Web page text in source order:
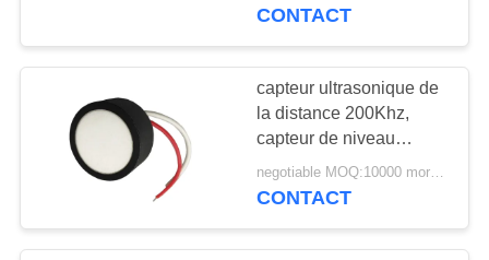
CONTRÔLE
DE
QUALITÉ
CONTACTEZ-
NOUS
transducteur de
nettoyage
ultrasonique
22
capteur
CONTACT
capteur ultrasonique de
la distance 200Khz,
capteur de niveau
ultrasonique de
Tranducer d'air
negotiable MOQ:10000 morceaux (100 sorts)
CONTACT